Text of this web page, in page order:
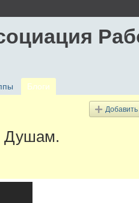
Блоги
Добавить
Душам.